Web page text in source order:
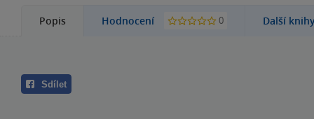
Popis Hodnocení 0 Další
Sdílet